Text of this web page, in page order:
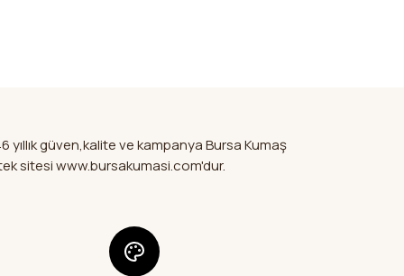
bulunuyor.
pahalı.
olmalı.
güven,kalite ve kampanya Bursa Kumaş
sitesi www.bursakumasi.com'dur.